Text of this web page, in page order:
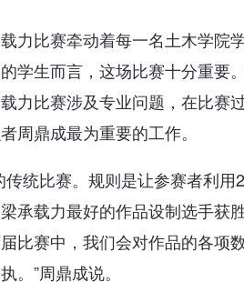
力比赛牵动着每一名土木学院
学生而言，这场比赛十分重要
力比赛涉及专业问题，在比赛
周鼎成最为重要的工作。
统比赛。规则是让参赛者利
承载力最好的作品设制选手获
比赛中，我们会对作品的各项
。”周鼎成说。